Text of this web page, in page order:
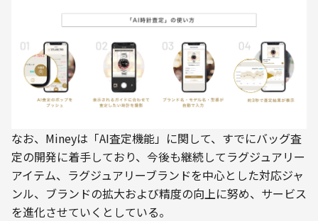
なお、Mineyは「AI査定機能」に関して、すでにバッグ査
定の開発に着手しており、今後も継続してラグジュアリー
アイテム、ラグジュアリーブランドを中心とした対応ジャ
ンル、ブランドの拡大および精度の向上に努め、サービス
を進化させていくとしている。